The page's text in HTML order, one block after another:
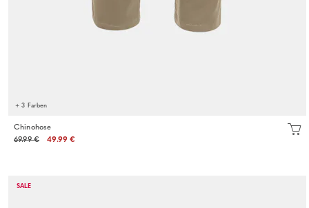
+ 3 Farben
Chinohose
69.99 €
49.99 €
SALE